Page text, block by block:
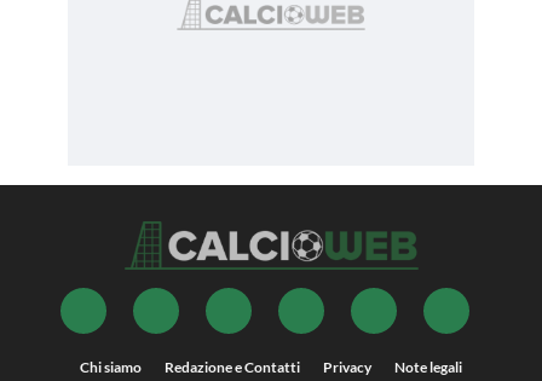
Chi siamo Redazione e Contatti Privacy Note legali